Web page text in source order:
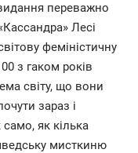
переважно
Лесі
феміністичну
з гаком років
світу, що вони
зараз і
як кілька
мисткиню